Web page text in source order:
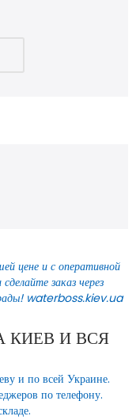
цене и с оперативной
заказ через
рады! waterboss.kiev.ua
КИЕВ И ВСЯ
и по всей Украине.
по телефону.